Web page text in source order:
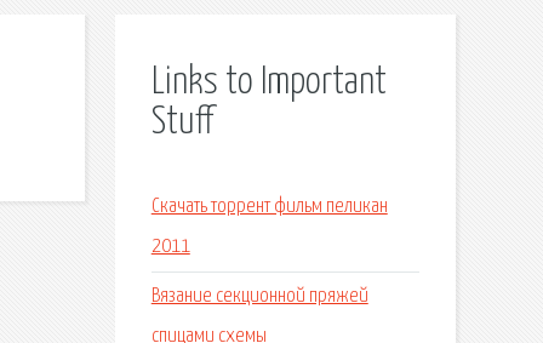
Links to Important
Stuff
Скачать торрент фильм пеликан
2011
Вязание секционной пряжей
спицами схемы